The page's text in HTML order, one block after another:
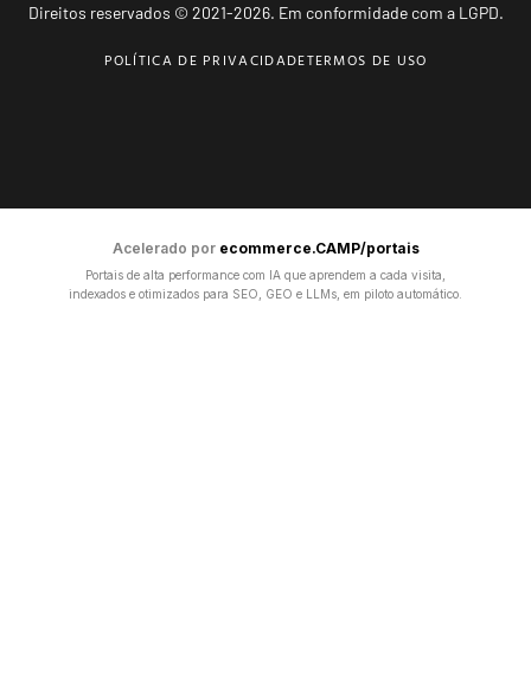
Direitos reservados © 2021-2026. Em conformidade com a LGPD.
POLÍTICA DE PRIVACIDADETERMOS DE USO
Acelerado por ecommerce.CAMP/portais
Portais de alta performance com IA que aprendem a cada visita,
indexados e otimizados para SEO, GEO e LLMs, em piloto automático.